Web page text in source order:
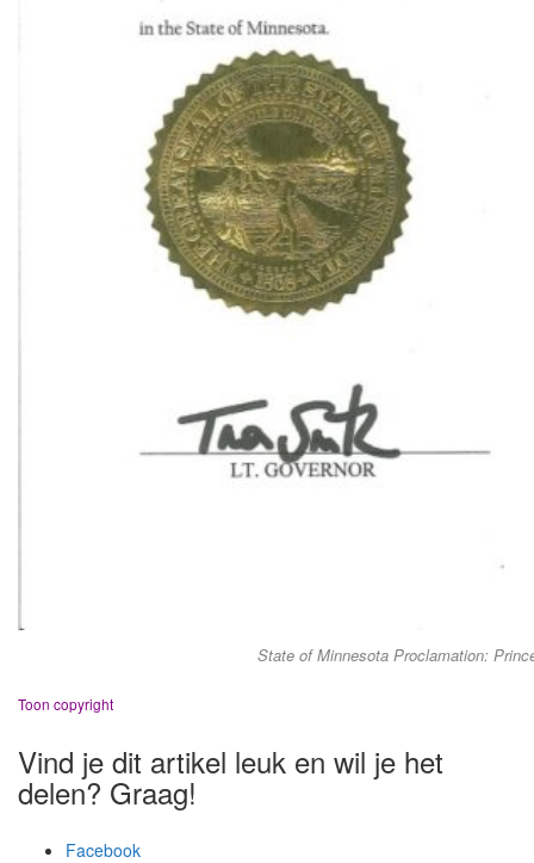
State of Minnesota Proclamation:
Toon copyright
Vind je dit artikel leuk en wil je het
delen? Graag!
Facebook